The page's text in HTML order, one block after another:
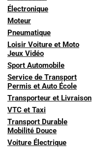
Électronique
Moteur
Pneumatique
Loisir Voiture et Moto
Jeux Vidéo
Sport Automobile
Service de Transport
Permis et Auto École
Transporteur et Livraison
VTC et Taxi
Transport Durable
Mobilité Douce
Voiture Électrique